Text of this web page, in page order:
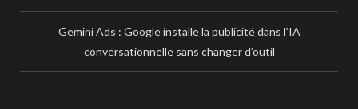
Gemini Ads : Google installe la publicité dans l’IA
conversationnelle sans changer d’outil